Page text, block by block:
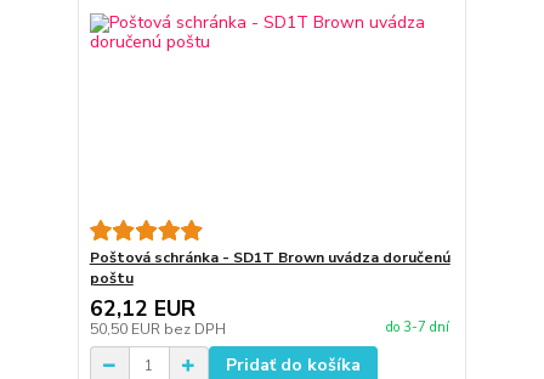
Poštová schránka - SD1T Brown uvádza doručenú
poštu
62,12 EUR
50,50 EUR bez DPH do 3-7 dní
Pridať do košíka